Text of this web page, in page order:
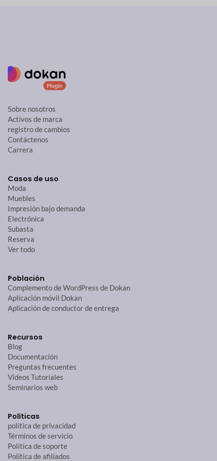
Sobre nosotros
Activos de marca
registro de cambios
Contáctenos
Carrera
Casos de uso
Moda
Muebles
Impresión bajo demanda
Electrónica
Subasta
Reserva
Ver todo
Población
Complemento de WordPress de Dokan
Aplicación móvil Dokan
Aplicación de conductor de entrega
Recursos
Blog
Documentación
Preguntas frecuentes
Videos Tutoriales
Seminarios web
Políticas
política de privacidad
Términos de servicio
Política de soporte
Política de afiliados